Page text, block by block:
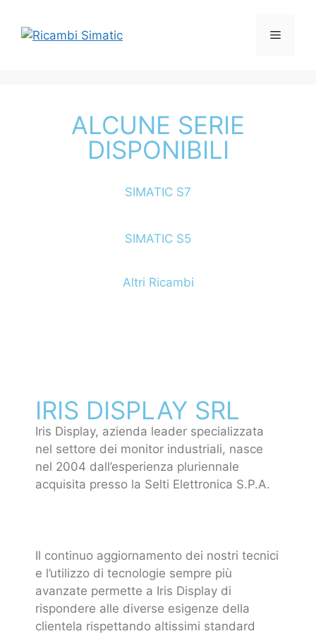
ALCUNE SERIE
DISPONIBILI
SIMATIC S7
SIMATIC S5
Altri Ricambi
IRIS DISPLAY SRL
Iris Display, azienda leader specializzata
nel settore dei monitor industriali, nasce
nel 2004 dall’esperienza pluriennale
acquisita presso la Selti Elettronica S.P.A.
Il continuo aggiornamento dei nostri tecnici
e l’utilizzo di tecnologie sempre più
avanzate permette a Iris Display di
rispondere alle diverse esigenze della
clientela rispettando altissimi standard